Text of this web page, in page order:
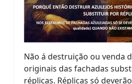
Não á destruição ou venda
originais das fachadas
réplicas. Réplicas só